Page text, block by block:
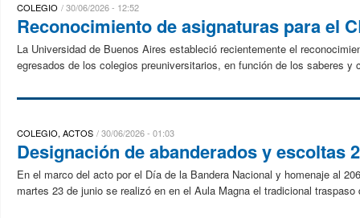
COLEGIO 30/06/2026 - 12:52
Reconocimiento de asignaturas para el
La Universidad de Buenos Aires estableció recientemente el
egresados de los colegios preuniversitarios, en función de los saberes y
COLEGIO, ACTOS 30/06/2026 - 01:03
Designación de abanderados y escoltas
En el marco del acto por el Día de la Bandera Nacional y homenaje al
martes 23 de junio se realizó en en el Aula Magna el tradicional